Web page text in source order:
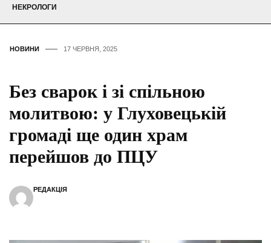
НЕКРОЛОГИ
НОВИНИ 17 ЧЕРВНЯ, 2025
Без сварок і зі спільною
молитвою: у Глуховецькій
громаді ще один храм
перейшов до ПЦУ
РЕДАКЦІЯ